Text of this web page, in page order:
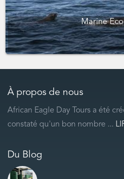
Marine
À propos de nous
African Eagle Day Tours a été
constaté qu'un bon nombre ...
Du Blog